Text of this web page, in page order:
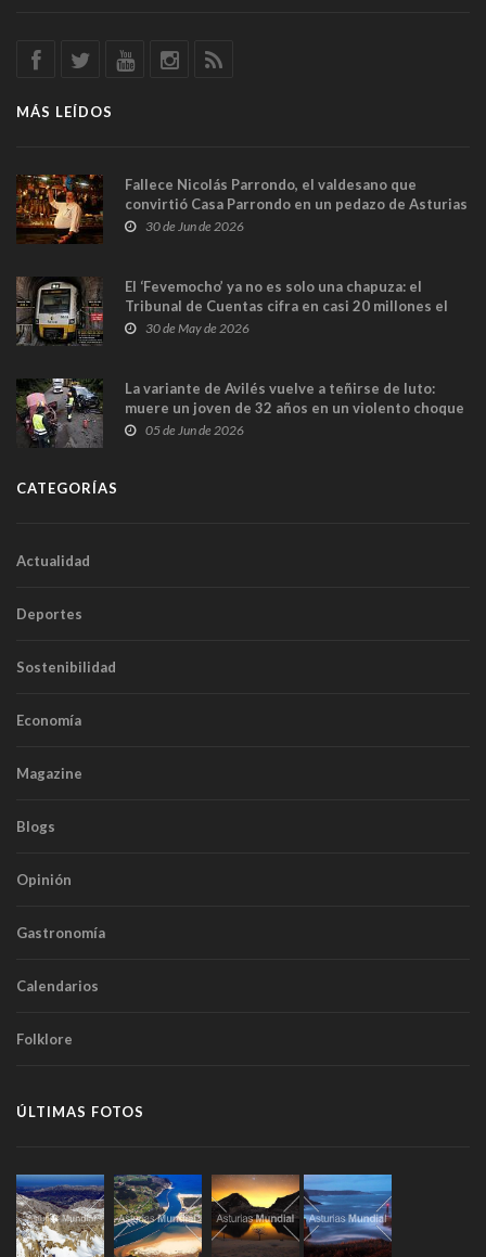
MÁS LEÍDOS
Fallece Nicolás Parrondo, el valdesano que
convirtió Casa Parrondo en un pedazo de Asturias
en Madrid
30 de Jun de 2026
El ‘Fevemocho’ ya no es solo una chapuza: el
Tribunal de Cuentas cifra en casi 20 millones el
sobrecoste de los trenes que no cabían por los
30 de May de 2026
La variante de Avilés vuelve a teñirse de luto:
muere un joven de 32 años en un violento choque
frontal
05 de Jun de 2026
CATEGORÍAS
Actualidad
Deportes
Sostenibilidad
Economía
Magazine
Blogs
Opinión
Gastronomía
Calendarios
Folklore
ÚLTIMAS FOTOS